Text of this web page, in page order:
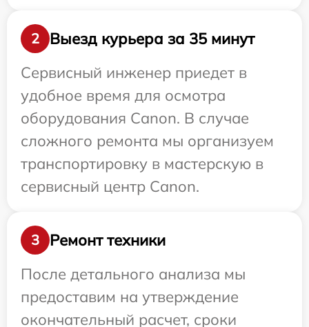
2
Выезд курьера за 35 минут
Сервисный инженер приедет в
удобное время для осмотра
оборудования Canon. В случае
сложного ремонта мы организуем
транспортировку в мастерскую в
сервисный центр Canon.
3
Ремонт техники
После детального анализа мы
предоставим на утверждение
окончательный расчет, сроки